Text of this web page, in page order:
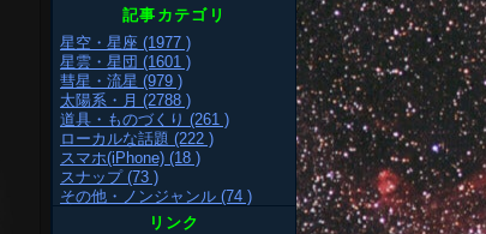
記事カテゴリ
星空・星座 (1977 )
星雲・星団 (1601 )
彗星・流星 (979 )
太陽系・月 (2788 )
道具・ものづくり (261 )
ローカルな話題 (222 )
スマホ(iPhone) (18 )
スナップ (73 )
その他・ノンジャンル (74 )
リンク